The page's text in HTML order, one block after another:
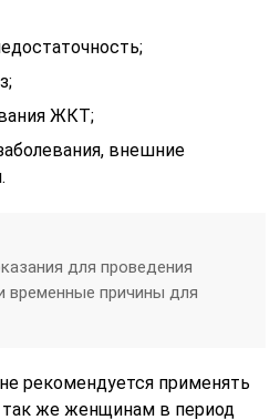
ЖКТ;
внешние
для проведения
причины для
рекомендуется применять
же женщинам в период